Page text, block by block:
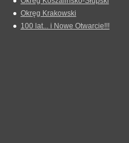
Okręg Krakowski
100 lat... i Nowe Otwarcie!!!